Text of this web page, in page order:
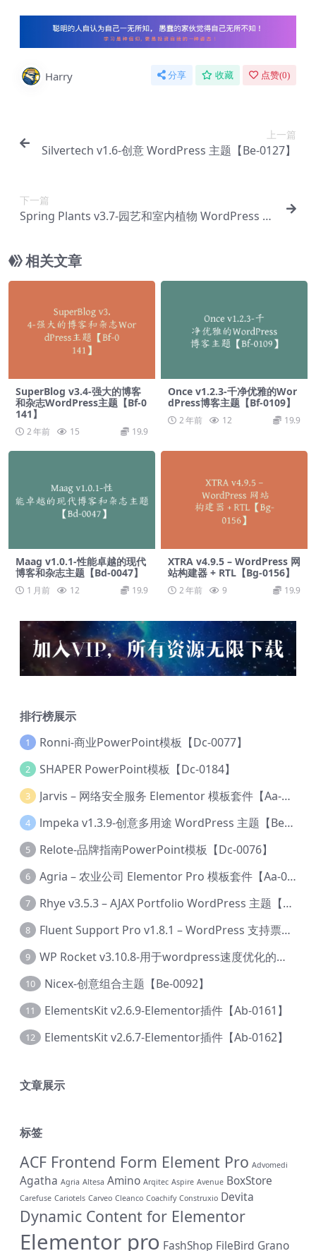
Harry 分享 收藏 点赞(0)
上一篇
Silvertech v1.6-创意 WordPress 主题【Be-0127】
下一篇
Spring Plants v3.7-园艺和室内植物 WordPress 主
相关文章
SuperBlog v3.4-强大的博客
和杂志WordPress主题【Bf-0
141】
2 年前 15 19.9
Once v1.2.3-千净优雅的Wor
dPress博客主题【Bf-0109】
2 年前 12 19.9
Maag v1.0.1-性能卓越的现代
博客和杂志主题【Bd-0047】
1 月前 12 19.9
XTRA v4.9.5 – WordPress 网
站构建器 + RTL【Bg-0156】
2 年前 9 19.9
排行榜展示
1 Ronni-商业PowerPoint模板【Dc-0077】
2 SHAPER PowerPoint模板【Dc-0184】
3 Jarvis – 网络安全服务 Elementor 模板套件【Aa-0035】
4 lmpeka v1.3.9-创意多用途 WordPress 主题【Be-0064】
5 Relote-品牌指南PowerPoint模板【Dc-0076】
6 Agria – 农业公司 Elementor Pro 模板套件【Aa-0003】
7 Rhye v3.5.3 – AJAX Portfolio WordPress 主题【Bi-0049】
8 Fluent Support Pro v1.8.1 – WordPress 支持票务系统【Cc-0041】
9 WP Rocket v3.10.8-用于wordpress速度优化的缓存加速插件【Cd-0019】
10 Nicex-创意组合主题【Be-0092】
11 ElementsKit v2.6.9-Elementor插件【Ab-0161】
12 ElementsKit v2.6.7-Elementor插件【Ab-0162】
文章展示
标签
ACF Frontend Form Element Pro Advomedi
Agatha Agria Altesa Amino Arqitec Aspire Avenue BoxStore
Carefuse Cariotels Carveo Cleanco Coachify Construxio Devita
Dynamic Content for Elementor
Elementor pro FashShop FileBird Grano